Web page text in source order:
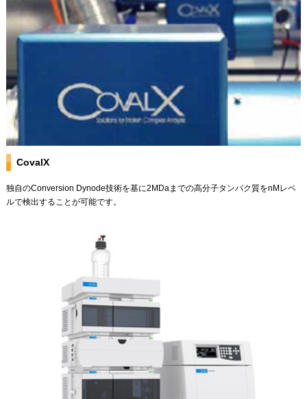
CovalX
独自のConversion Dynode技術を基に2MDaまでの高分子タンパク質をnMレベ
ルで検出することが可能です。